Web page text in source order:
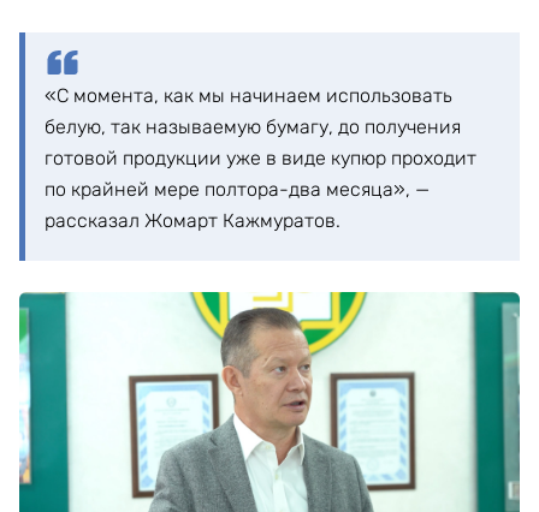
«С момента, как мы начинаем использовать
белую, так называемую бумагу, до получения
готовой продукции уже в виде купюр проходит
по крайней мере полтора-два месяца», —
рассказал Жомарт Кажмуратов.